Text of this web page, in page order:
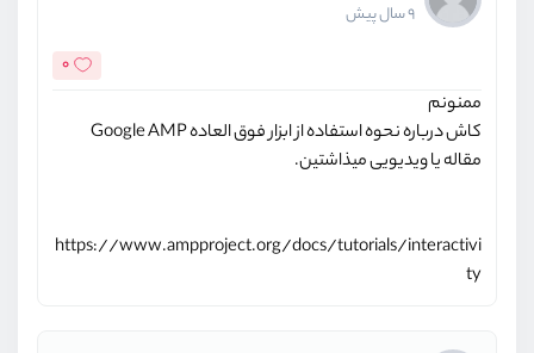
9 سال پیش
0
ممنونم
کاش درباره نحوه استفاده از ابزار فوق العاده Google AMP
مقاله یا ویدیویی میذاشتین.
https://www.ampproject.org/docs/tutorials/interactivi
ty